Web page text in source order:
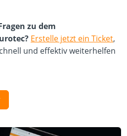
zu dem
Erstelle jetzt ein Ticket,
und effektiv weiterhelfen